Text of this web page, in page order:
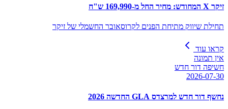
זיקר X המחודש: מחיר החל מ-169,990 ש"ח
תחילת שיווק מתיחת הפנים לקרוסאובר החשמלי של זיקר
קראו עוד
אין תמונה
חשיפה דור חדש
2026-07-30
נחשף דור חדש למרצדס GLA החדשה 2026